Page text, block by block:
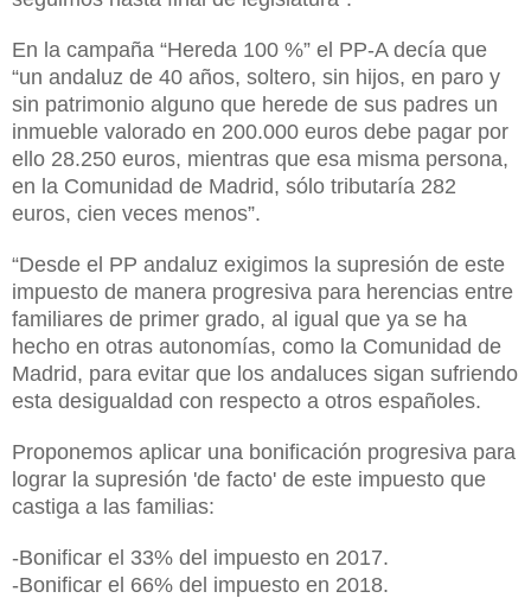
En la campaña “Hereda 100 %” el PP-A decía que
“un andaluz de 40 años, soltero, sin hijos, en paro y
sin patrimonio alguno que herede de sus padres un
inmueble valorado en 200.000 euros debe pagar por
ello 28.250 euros, mientras que esa misma persona,
en la Comunidad de Madrid, sólo tributaría 282
euros, cien veces menos”.
“Desde el PP andaluz exigimos la supresión de este
impuesto de manera progresiva para herencias entre
familiares de primer grado, al igual que ya se ha
hecho en otras autonomías, como la Comunidad de
Madrid, para evitar que los andaluces sigan sufriendo
esta desigualdad con respecto a otros españoles.
Proponemos aplicar una bonificación progresiva para
lograr la supresión 'de facto' de este impuesto que
castiga a las familias:
-Bonificar el 33% del impuesto en 2017.
-Bonificar el 66% del impuesto en 2018.